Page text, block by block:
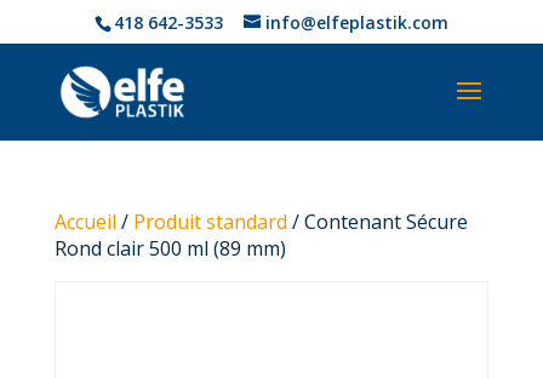
418 642-3533 info@elfeplastik.com
Accueil / Produit standard / Contenant Sécure
Rond clair 500 ml (89 mm)